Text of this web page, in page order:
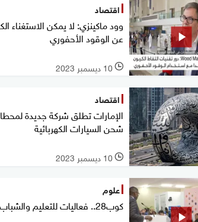
اقتصاد
وود ماكينزي: لا يمكن الاستغناء
عن الوقود الأحفوري
l 10 ديسمبر 2023
اقتصاد
الإمارات تطلق شركة جديدة
شحن السيارات الكهربائية
l 10 ديسمبر 2023
علوم
كوب28.. فعاليات للتعليم والشباب